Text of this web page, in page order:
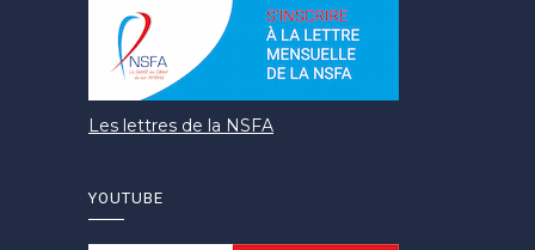
Les lettres de la NSFA
YOUTUBE